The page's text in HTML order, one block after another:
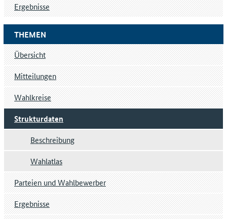
THEMEN
Übersicht
Mitteilungen
Wahlkreise
Strukturdaten
Beschreibung
Wahlatlas
Parteien und Wahlbewerber
Ergebnisse
Ergebnisse